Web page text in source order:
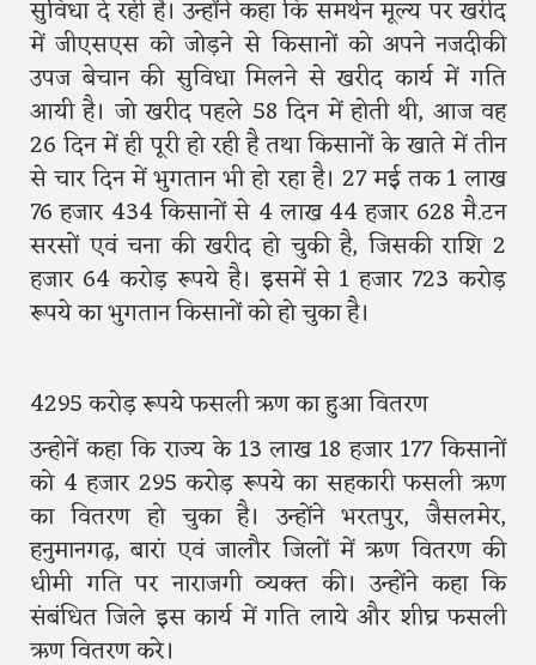
सुविधा दे रही है। उन्होंने कहा कि समर्थन मूल्य पर खरीद
में जीएसएस को जोड़ने से किसानों को अपने नजदीकी
उपज बेचान की सुविधा मिलने से खरीद कार्य में गति
आयी है। जो खरीद पहले 58 दिन में होती थी, आज वह
26 दिन में ही पूरी हो रही है तथा किसानों के खाते में तीन
से चार दिन में भुगतान भी हो रहा है। 27 मई तक 1 लाख
76 हजार 434 किसानों से 4 लाख 44 हजार 628 मै.टन
सरसों एवं चना की खरीद हो चुकी है, जिसकी राशि 2
हजार 64 करोड़ रूपये है। इसमें से 1 हजार 723 करोड़
रूपये का भुगतान किसानों को हो चुका है।
4295 करोड़ रूपये फसली ऋण का हुआ वितरण
उन्होनें कहा कि राज्य के 13 लाख 18 हजार 177 किसानों
को 4 हजार 295 करोड़ रूपये का सहकारी फसली ऋण
का वितरण हो चुका है। उन्होंने भरतपुर, जैसलमेर,
हनुमानगढ़, बारां एवं जालौर जिलों में ऋण वितरण की
धीमी गति पर नाराजगी व्यक्त की। उन्होंने कहा कि
संबंधित जिले इस कार्य में गति लाये और शीघ्र फसली
ऋण वितरण करे।